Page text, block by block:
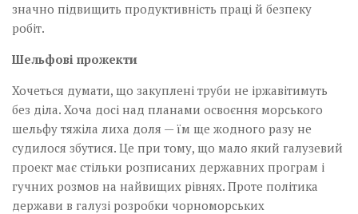
значно підвищить продуктивність праці й безпеку
робіт.
Шельфові прожекти
Хочеться думати, що закуп­лені труби не іржавітимуть
без діла. Хоча досі над планами освоєння морського
шельфу тяжіла лиха доля — їм ще жодного разу не
судилося збутися. Це при тому, що мало який галузевий
проект має стільки розписаних державних програм і
гучних розмов на найвищих рівнях. Проте політика
держави в галузі розробки чорноморських